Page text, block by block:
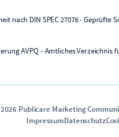
2026 Publicare Marketing
ImpressumDatenschutz